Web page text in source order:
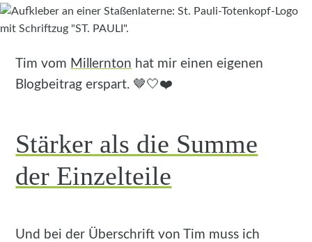
Tim vom Millernton hat mir einen eigenen
Blogbeitrag erspart. 🤎🤍❤️
Stärker als die Summe
der Einzelteile
Und bei der Überschrift von Tim muss ich